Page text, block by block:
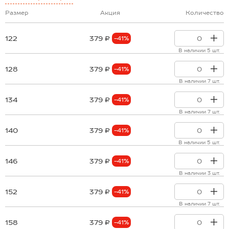
Размер Акция Количество
122 379 ₽ -41%
В наличии 5 шт.
128 379 ₽ -41%
В наличии 7 шт.
134 379 ₽ -41%
В наличии 7 шт.
140 379 ₽ -41%
В наличии 5 шт.
146 379 ₽ -41%
В наличии 3 шт.
152 379 ₽ -41%
В наличии 7 шт.
158 379 ₽ -41%